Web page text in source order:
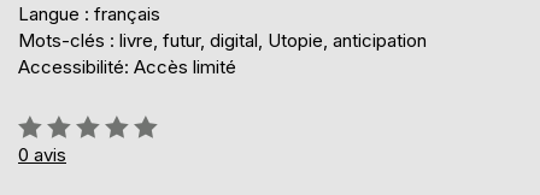
Langue : français
Mots-clés : livre, futur, digital, Utopie, anticipation
Accessibilité: Accès limité
Évaluation:
0%
0 avis